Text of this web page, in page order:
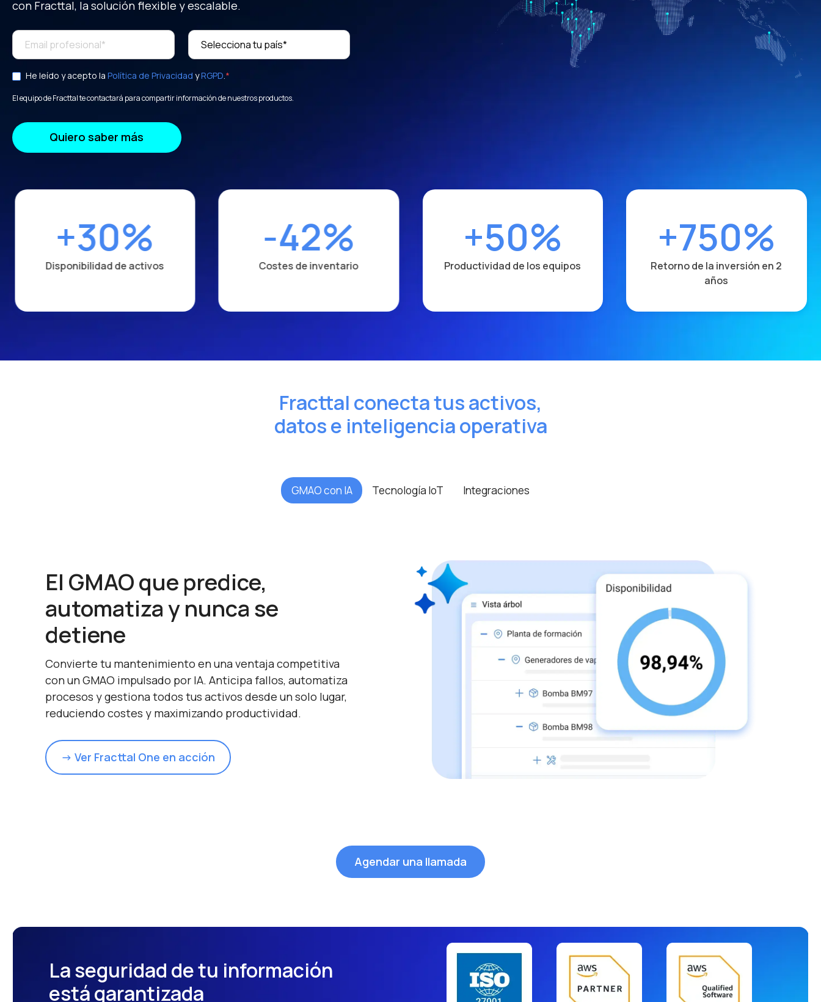
con Fracttal, la solución flexible y escalable.
He leído y acepto la Política de Privacidad yRGPD *
El equipo de Fracttal te contactará para compartir información de nuestros productos.
+30%
Disponibilidad de activos
-42%
Costes de inventario
+50%
Productividad de los equipos
+750%
Retorno de la inversión en 2
años
Fracttal conecta tus activos,
datos e inteligencia operativa
GMAO con IA Tecnología IoT Integraciones
El GMAO que predice,
automatiza y nunca se
detiene
Convierte tu mantenimiento en una ventaja competitiva
con un GMAO impulsado por IA. Anticipa fallos, automatiza
procesos y gestiona todos tus activos desde un solo lugar,
reduciendo costes y maximizando productividad.
→ Ver Fracttal One en acción
Agendar una llamada
La seguridad de tu información
está garantizada